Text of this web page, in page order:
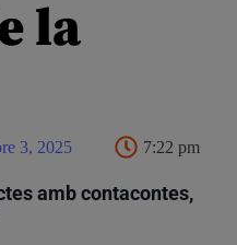
la
3, 2025 7:22 pm
amb contacontes,